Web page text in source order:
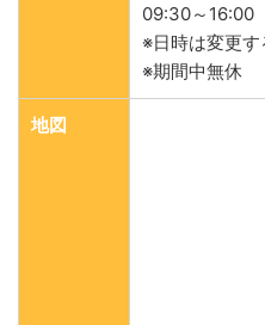
09:30～16:00
※日時は変更
※期間中無休
地図